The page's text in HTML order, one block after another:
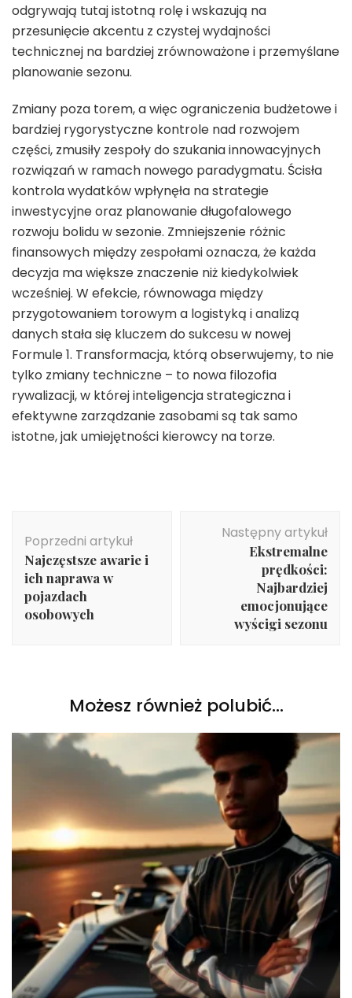
odgrywają tutaj istotną rolę i wskazują na
przesunięcie akcentu z czystej wydajności
technicznej na bardziej zrównoważone i przemyślane
planowanie sezonu.
Zmiany poza torem, a więc ograniczenia budżetowe i
bardziej rygorystyczne kontrole nad rozwojem
części, zmusiły zespoły do szukania innowacyjnych
rozwiązań w ramach nowego paradygmatu. Ścisła
kontrola wydatków wpłynęła na strategie
inwestycyjne oraz planowanie długofalowego
rozwoju bolidu w sezonie. Zmniejszenie różnic
finansowych między zespołami oznacza, że każda
decyzja ma większe znaczenie niż kiedykolwiek
wcześniej. W efekcie, równowaga między
przygotowaniem torowym a logistyką i analizą
danych stała się kluczem do sukcesu w nowej
Formule 1. Transformacja, którą obserwujemy, to nie
tylko zmiany techniczne – to nowa filozofia
rywalizacji, w której inteligencja strategiczna i
efektywne zarządzanie zasobami są tak samo
istotne, jak umiejętności kierowcy na torze.
wpisu
Poprzedni artykuł
Najczęstsze awarie i
ich naprawa w
pojazdach
osobowych
Następny artykuł
Ekstremalne
prędkości:
Najbardziej
emocjonujące
wyścigi sezonu
Możesz również polubić…